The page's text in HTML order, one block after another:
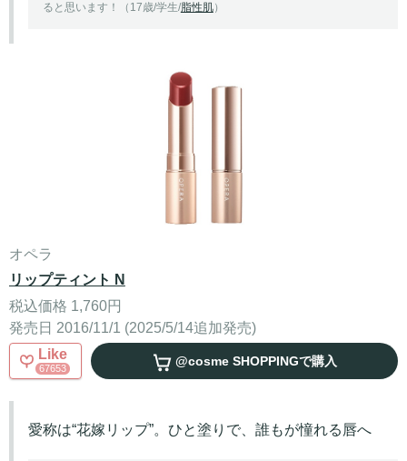
ると思います！（17歳/学生/脂性肌）
オペラ
リップティント N
税込価格 1,760円
発売日 2016/11/1 (2025/5/14追加発売)
Like
67653 @cosme SHOPPINGで購入
愛称は“花嫁リップ”。ひと塗りで、誰もが憧れる唇へ